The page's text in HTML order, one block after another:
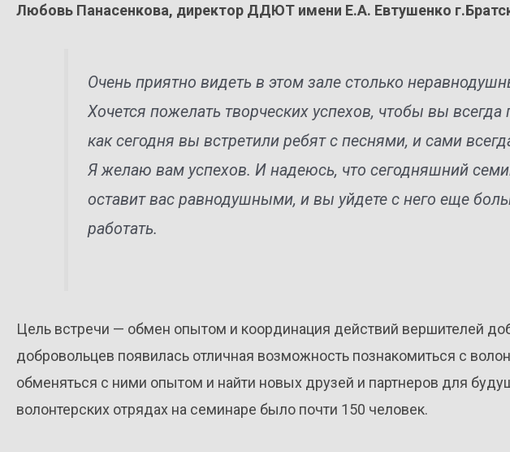
Любовь Панасенкова, директор ДДЮТ имени Е.А. Евтушенко
Очень приятно видеть в этом зале столько
Хочется пожелать творческих успехов, чтобы вы всегда
как сегодня вы встретили ребят с песнями, и сами
Я желаю вам успехов. И надеюсь, что сегодняшний
оставит вас равнодушными, и вы уйдете с него еще
работать.
Цель встречи — обмен опытом и координация действий вершителей
добровольцев появилась отличная возможность познакомиться с
обменяться с ними опытом и найти новых друзей и партнеров для
волонтерских отрядах на семинаре было почти 150 человек.